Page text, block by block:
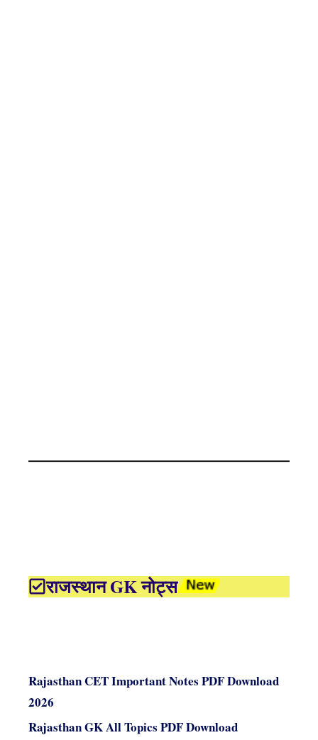
राजस्थान GK नोट्स
Rajasthan CET Important Notes PDF Download
2026
Rajasthan GK All Topics PDF Download